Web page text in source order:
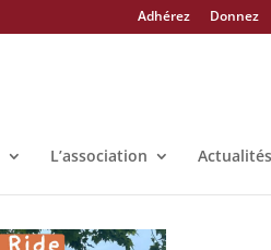
Adhérez Donnez
L’association Actualités